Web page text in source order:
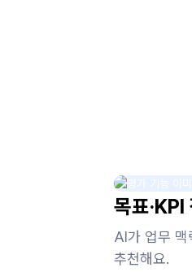
목표·KPI
AI가 업무 맥
추천해요.